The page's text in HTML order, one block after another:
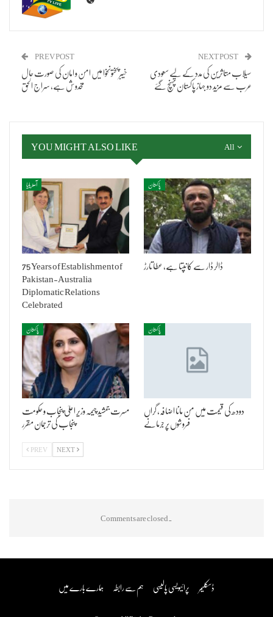
PREV POST
خیبرپختونخوا میں امن و امان کی صورت حال
مخدوش ہے، سراج الحق
NEXT POST
سیلاب متاثرین کی مدد کے لیے سعودی
عرب سے مزید دو جہاز پاکستان پہنچ گئے
All
YOU MIGHT ALSO LIKE
آسٹریلیا
75 Years of Establishment of
Pakistan-Australia
Diplomatic Relations
Celebrated
پاکستان
ڈالر ڈار سے کانپتا ہے، عطا تارڑ
پاکستان
مسرت جمشید چیمہ وزیر اعلیٰ پنجاب و حکومت
پنجاب کی ترجمان مقرر
پاکستان
دودھ کی قیمت میں من مانا اضافہ، گراں
فروشوں پر جرمانے
PREV NEXT
Comments are closed.
ہمارے بارے میں ہم سے رابطہ پرائیویسی پالیسی ڈسکلیمر